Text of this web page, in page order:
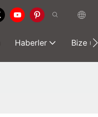
Haberler Bize